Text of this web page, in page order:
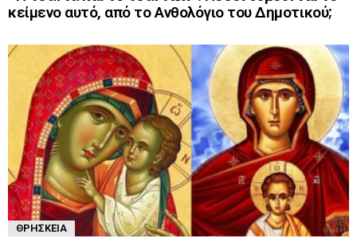
κείμενο αυτό, από το Ανθολόγιο του Δημοτικού;
ΘΡΗΣΚΕΊΑ